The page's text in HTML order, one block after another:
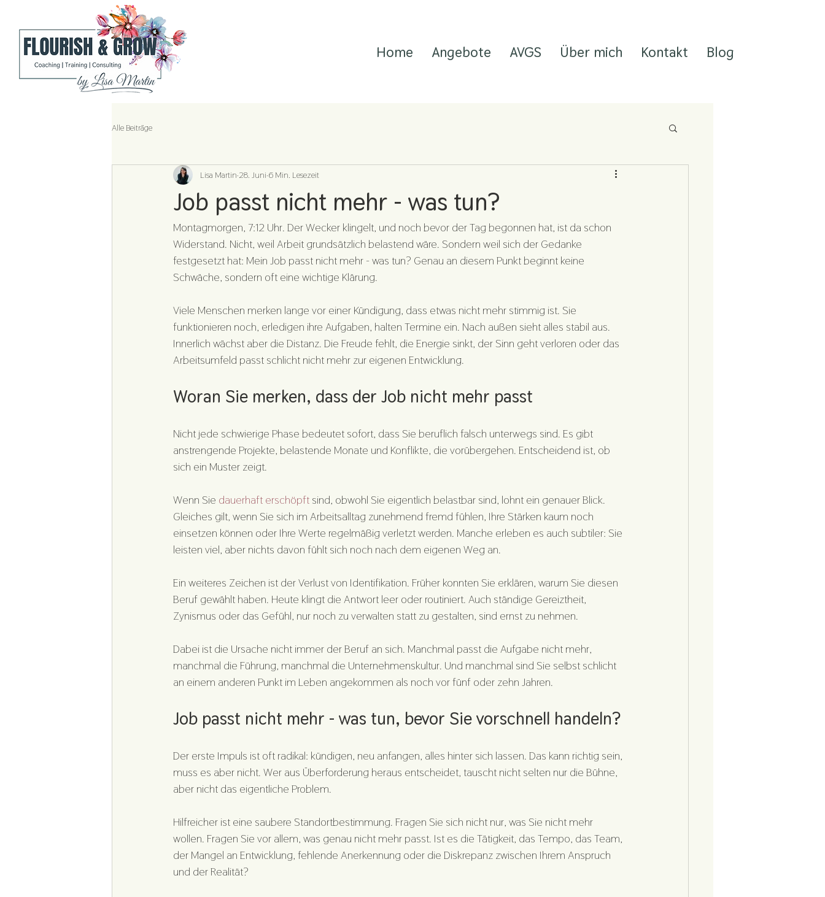
Home Angebote AVGS Über mich Kontakt Blog
Alle Beiträge
Job passt nicht mehr - was tun?
Lisa Martin 28. Juni 6 Min. Lesezeit
Montagmorgen, 7:12 Uhr. Der Wecker klingelt, und noch bevor der Tag begonnen hat, ist da schon
Widerstand. Nicht, weil Arbeit grundsätzlich belastend wäre. Sondern weil sich der Gedanke
festgesetzt hat: Mein Job passt nicht mehr - was tun? Genau an diesem Punkt beginnt keine
Schwäche, sondern oft eine wichtige Klärung.
Viele Menschen merken lange vor einer Kündigung, dass etwas nicht mehr stimmig ist. Sie
funktionieren noch, erledigen ihre Aufgaben, halten Termine ein. Nach außen sieht alles stabil aus.
Innerlich wächst aber die Distanz. Die Freude fehlt, die Energie sinkt, der Sinn geht verloren oder das
Arbeitsumfeld passt schlicht nicht mehr zur eigenen Entwicklung.
Woran Sie merken, dass der Job nicht mehr passt
Nicht jede schwierige Phase bedeutet sofort, dass Sie beruflich falsch unterwegs sind. Es gibt
anstrengende Projekte, belastende Monate und Konflikte, die vorübergehen. Entscheidend ist, ob
sich ein Muster zeigt.
Wenn Sie dauerhaft erschöpft sind, obwohl Sie eigentlich belastbar sind, lohnt ein genauer Blick.
Gleiches gilt, wenn Sie sich im Arbeitsalltag zunehmend fremd fühlen, Ihre Stärken kaum noch
einsetzen können oder Ihre Werte regelmäßig verletzt werden. Manche erleben es auch subtiler: Sie
leisten viel, aber nichts davon fühlt sich noch nach dem eigenen Weg an.
Ein weiteres Zeichen ist der Verlust von Identifikation. Früher konnten Sie erklären, warum Sie diesen
Beruf gewählt haben. Heute klingt die Antwort leer oder routiniert. Auch ständige Gereiztheit,
Zynismus oder das Gefühl, nur noch zu verwalten statt zu gestalten, sind ernst zu nehmen.
Dabei ist die Ursache nicht immer der Beruf an sich. Manchmal passt die Aufgabe nicht mehr,
manchmal die Führung, manchmal die Unternehmenskultur. Und manchmal sind Sie selbst schlicht
an einem anderen Punkt im Leben angekommen als noch vor fünf oder zehn Jahren.
Job passt nicht mehr - was tun, bevor Sie vorschnell handeln?
Der erste Impuls ist oft radikal: kündigen, neu anfangen, alles hinter sich lassen. Das kann richtig sein,
muss es aber nicht. Wer aus Überforderung heraus entscheidet, tauscht nicht selten nur die Bühne,
aber nicht das eigentliche Problem.
Hilfreicher ist eine saubere Standortbestimmung. Fragen Sie sich nicht nur, was Sie nicht mehr
wollen. Fragen Sie vor allem, was genau nicht mehr passt. Ist es die Tätigkeit, das Tempo, das Team,
der Mangel an Entwicklung, fehlende Anerkennung oder die Diskrepanz zwischen Ihrem Anspruch
und der Realität?